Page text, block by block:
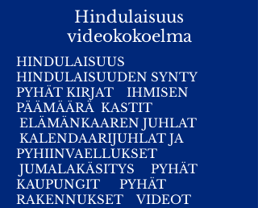
Hindulaisuus
videokokoelma
HINDULAISUUS
HINDULAISUUDEN SYNTY
PYHÄT KIRJAT
IHMISEN
PÄÄMÄÄRÄ KASTIT
ELÄMÄNKAAREN JUHLAT
KALENDAARIJUHLAT JA
PYHIINVAELLUKSET
JUMALAKÄSITYS
PYHÄT
KAUPUNGIT
PYHÄT
RAKENNUKSET
VIDEOT